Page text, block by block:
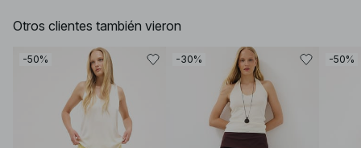
Otros clientes también vieron
-50% -30% -50%